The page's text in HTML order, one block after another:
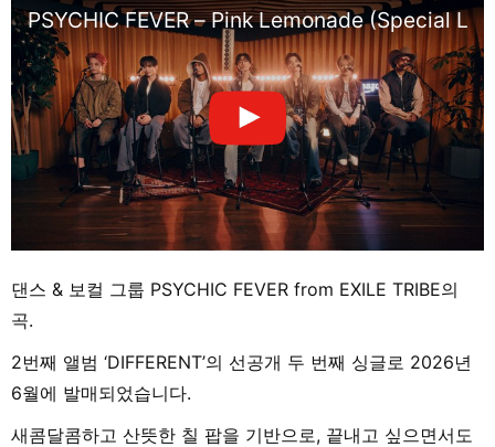
PSYCHIC FEVER – Pink Lemonade (Special
댄스 & 보컬 그룹 PSYCHIC FEVER from EXILE TRIBE의
곡.
2번째 앨범 ‘DIFFERENT’의 선공개 두 번째 싱글로 2026년
6월에 발매되었습니다.
새콤달콤하고 산뜻한 칠 팝을 기반으로, 끝내고 싶으면서도